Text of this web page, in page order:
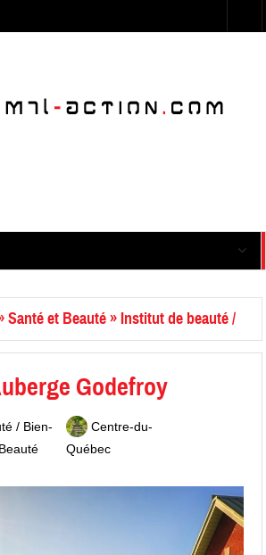
Santé et Beauté»Institut de beauté /
Godefroy
/ Bien-
Centre-du-
Québec